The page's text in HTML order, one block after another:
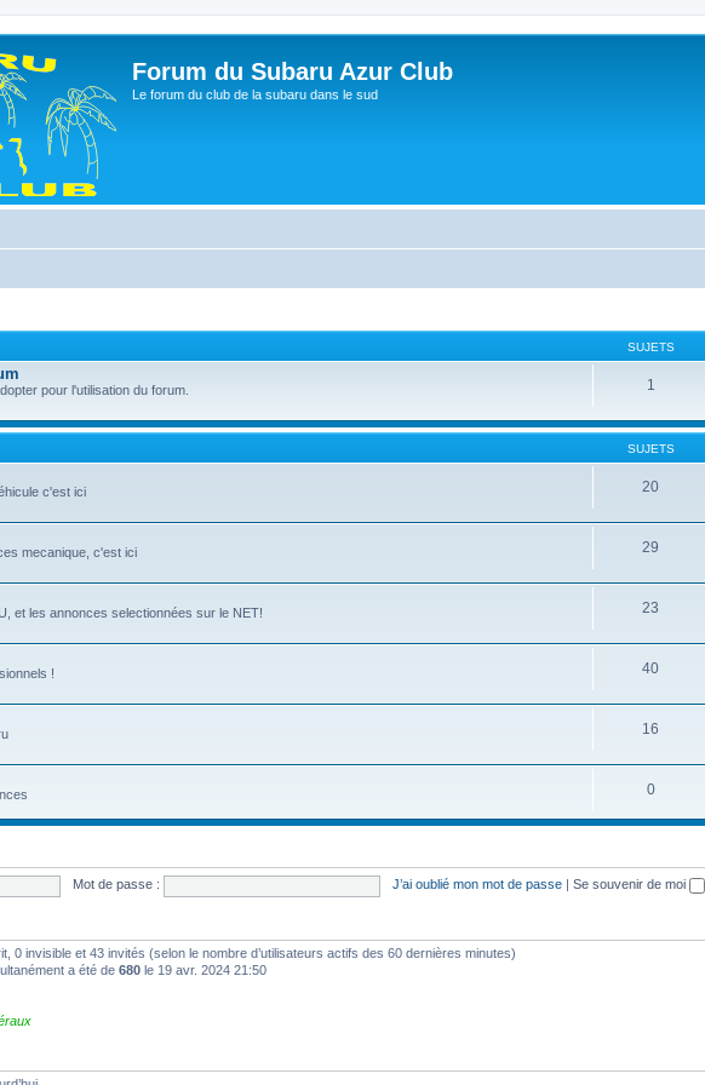
Forum du Subaru Azur Club
Le forum du club de la subaru dans le sud
SUJETS
pour l'utilisation du forum.
1
SUJETS
c'est ici
20
mecanique, c'est ici
29
et les annonces selectionnées sur le NET!
23
!
40
16
0
Mot de passe : J’ai oublié mon mot de passe Se souvenir de moi
0 invisible et 43 invités (selon le nombre d’utilisateurs actifs des 60 dernières minutes)
a été de 680 le 19 avr. 2024 21:50